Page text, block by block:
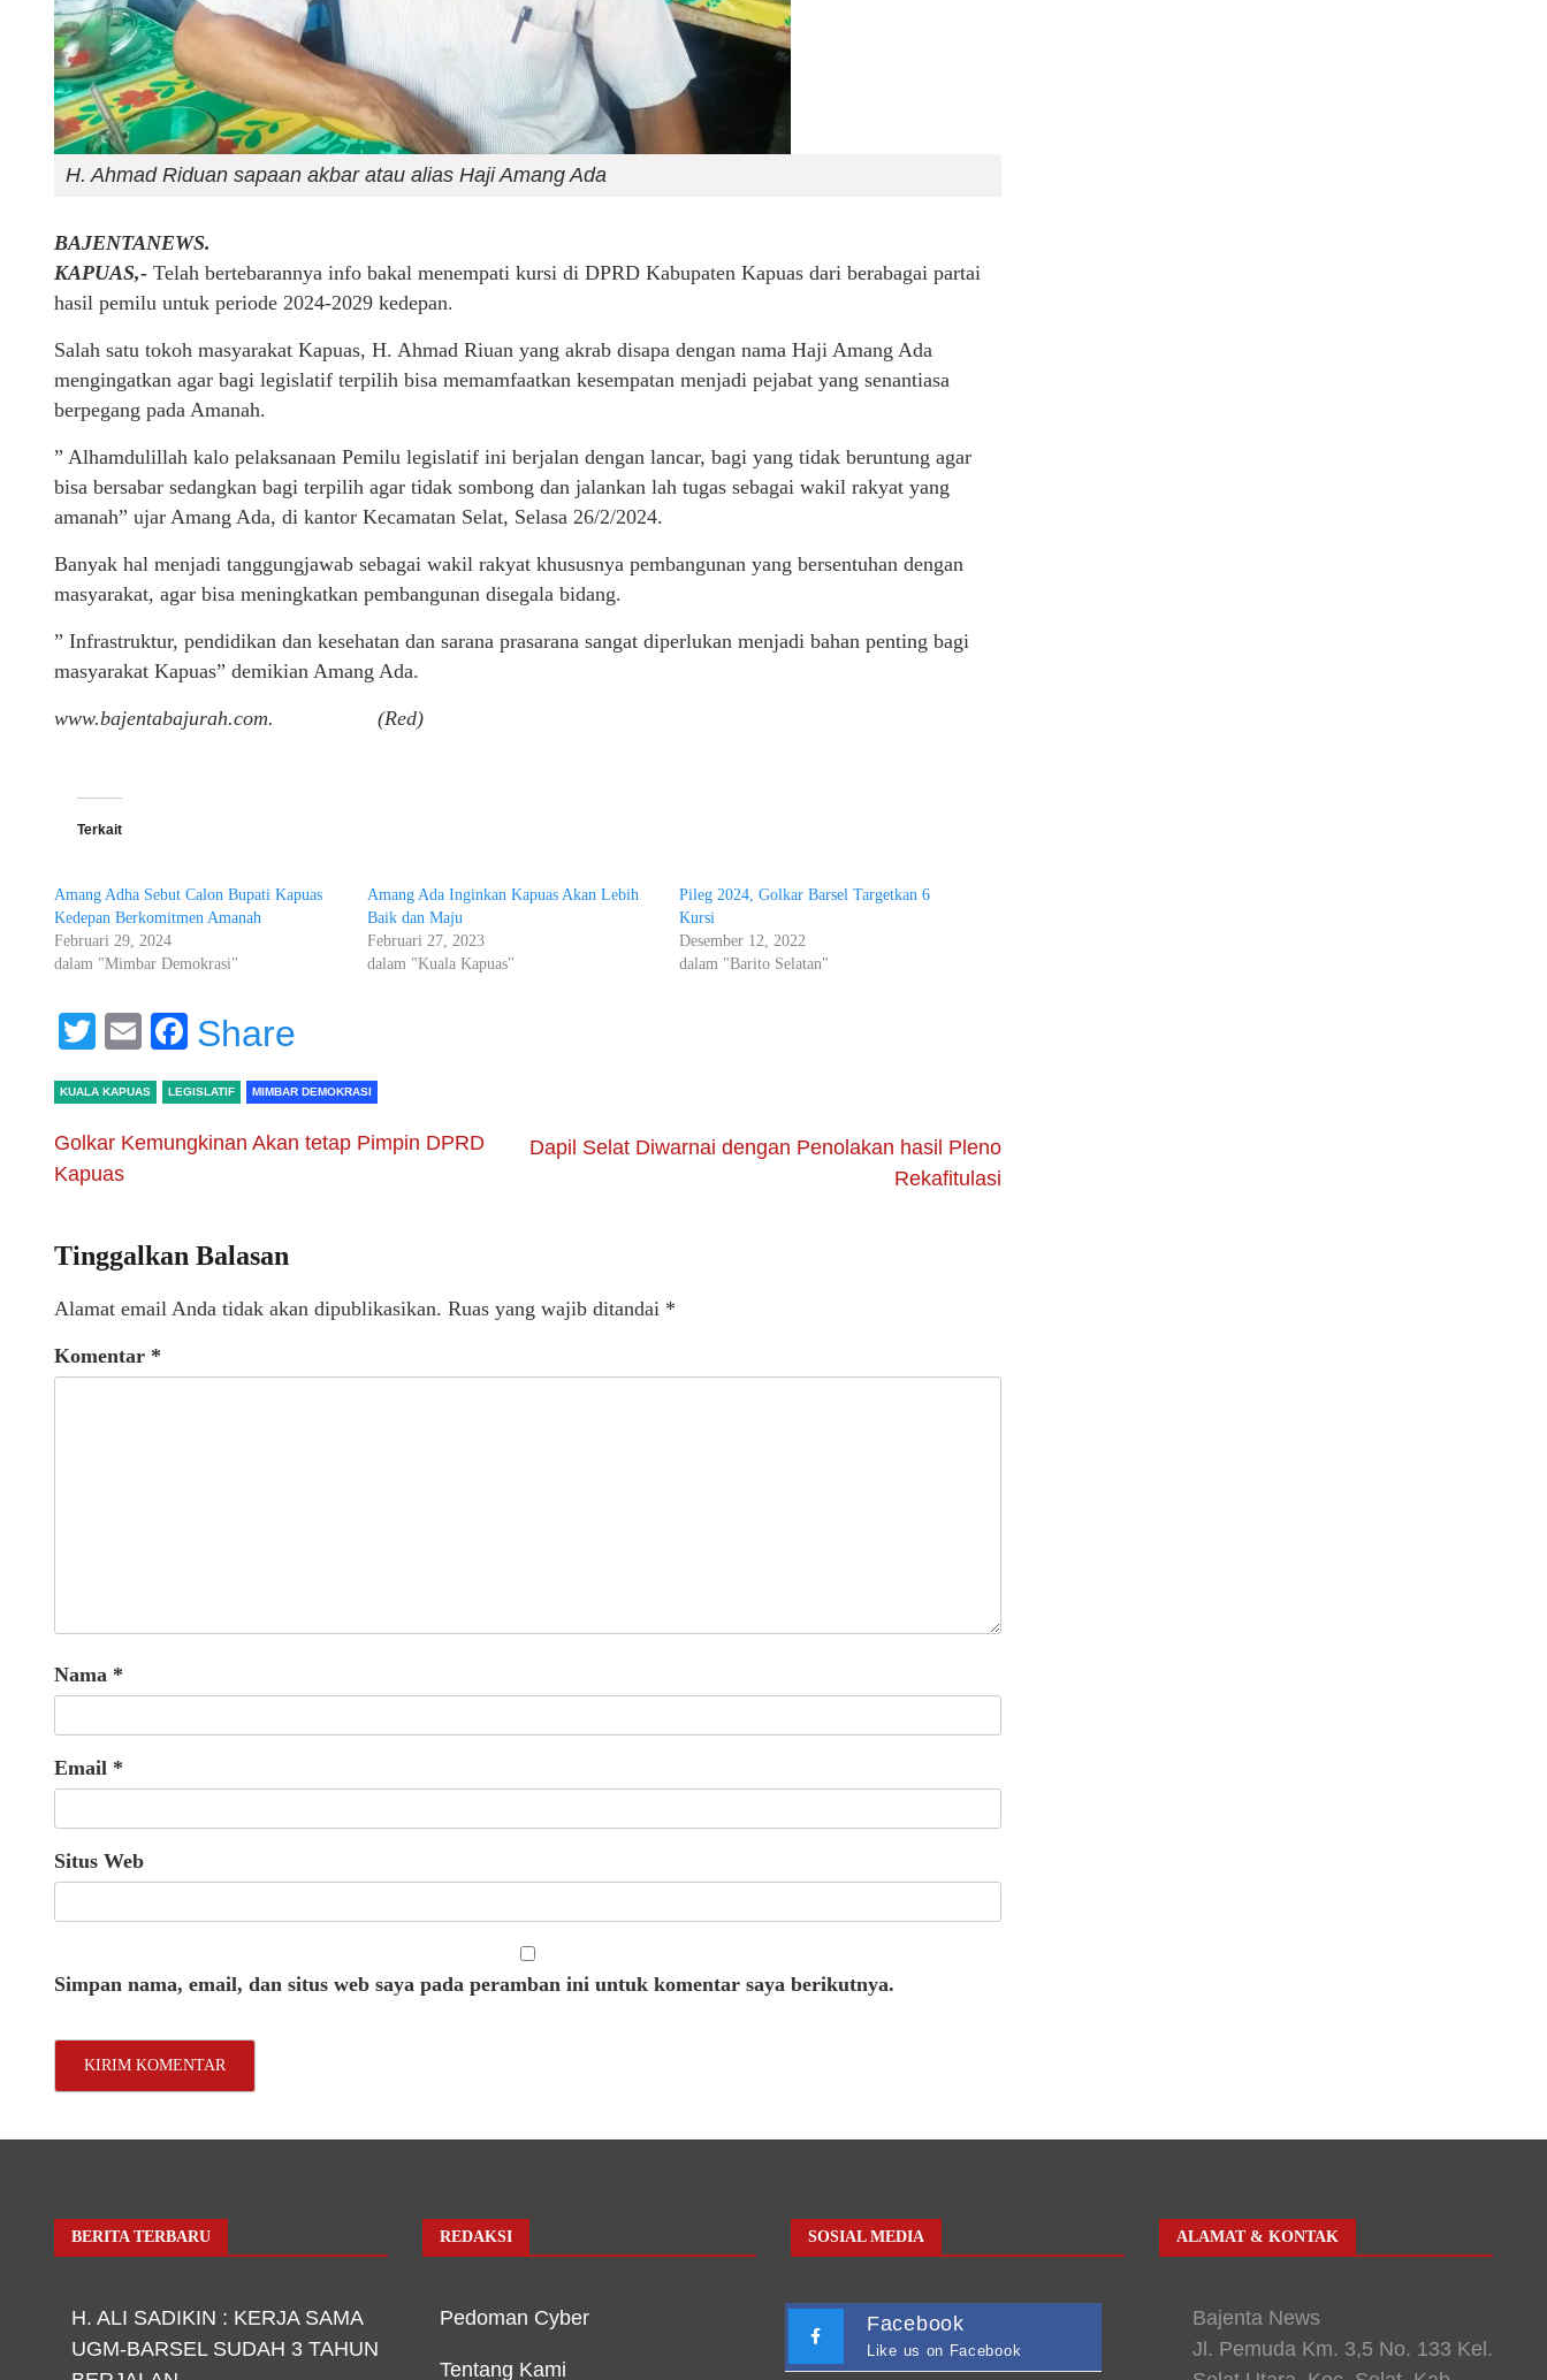
H. Ahmad Riduan sapaan akbar atau alias Haji Amang Ada
BAJENTANEWS.
KAPUAS,- Telah bertebarannya info bakal menempati kursi di DPRD Kabupaten Kapuas dari berabagai partai
hasil pemilu untuk periode 2024-2029 kedepan.
Salah satu tokoh masyarakat Kapuas, H. Ahmad Riuan yang akrab disapa dengan nama Haji Amang Ada
mengingatkan agar bagi legislatif terpilih bisa memamfaatkan kesempatan menjadi pejabat yang senantiasa
berpegang pada Amanah.
” Alhamdulillah kalo pelaksanaan Pemilu legislatif ini berjalan dengan lancar, bagi yang tidak beruntung agar
bisa bersabar sedangkan bagi terpilih agar tidak sombong dan jalankan lah tugas sebagai wakil rakyat yang
amanah” ujar Amang Ada, di kantor Kecamatan Selat, Selasa 26/2/2024.
Banyak hal menjadi tanggungjawab sebagai wakil rakyat khususnya pembangunan yang bersentuhan dengan
masyarakat, agar bisa meningkatkan pembangunan disegala bidang.
” Infrastruktur, pendidikan dan kesehatan dan sarana prasarana sangat diperlukan menjadi bahan penting bagi
masyarakat Kapuas” demikian Amang Ada.
www.bajentabajurah.com. (Red)
Terkait
Amang Adha Sebut Calon Bupati Kapuas
Kedepan Berkomitmen Amanah
Februari 29, 2024
dalam "Mimbar Demokrasi"
Amang Ada Inginkan Kapuas Akan Lebih
Baik dan Maju
Februari 27, 2023
dalam "Kuala Kapuas"
Pileg 2024, Golkar Barsel Targetkan 6
Kursi
Desember 12, 2022
dalam "Barito Selatan"
Twitter
EmailFacebook
Share
KUALA KAPUAS LEGISLATIF MIMBAR DEMOKRASI
Golkar Kemungkinan Akan tetap Pimpin DPRD
Kapuas
Dapil Selat Diwarnai dengan Penolakan hasil Pleno
Rekafitulasi
Tinggalkan Balasan
Alamat email Anda tidak akan dipublikasikan. Ruas yang wajib ditandai *
Komentar *
Nama *
Email *
Situs Web
Simpan nama, email, dan situs web saya pada peramban ini untuk komentar saya berikutnya.
BERITA TERBARU
H. ALI SADIKIN : KERJA SAMA
UGM-BARSEL SUDAH 3 TAHUN
REDAKSI
Pedoman Cyber
Tentang Kami
SOSIAL MEDIA
Facebook
Like us on Facebook
ALAMAT & KONTAK
Bajenta News
Jl. Pemuda Km. 3,5 No. 133 Kel.